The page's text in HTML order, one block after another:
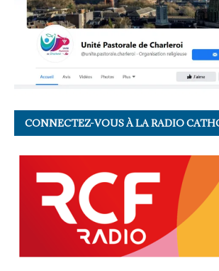
CONNECTEZ-VOUS À LA RADIO